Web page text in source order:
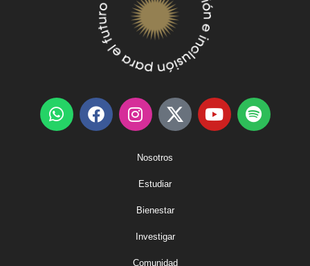
Nosotros
Estudiar
Bienestar
Investigar
Comunidad